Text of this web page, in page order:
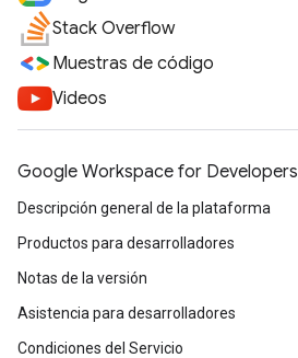
Stack Overflow
Muestras de código
Videos
Google Workspace for Developers
Descripción general de la plataforma
Productos para desarrolladores
Notas de la versión
Asistencia para desarrolladores
Condiciones del Servicio